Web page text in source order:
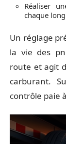
Réaliser
chaque
Un réglage
la vie des
route et agit
carburant.
contrôle paie